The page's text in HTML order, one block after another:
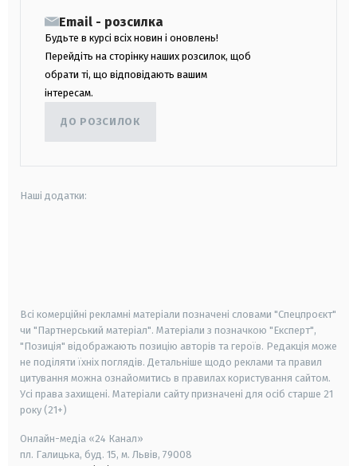
Email - розсилка
Будьте в курсі всіх новин і оновлень!
Перейдіть на сторінку наших розсилок, щоб
обрати ті, що відповідають вашим
інтересам.
ДО РОЗСИЛОК
Наші додатки:
Всі комерційні рекламні матеріали позначені словами "Спецпроєкт"
чи "Партнерський матеріал". Матеріали з позначкою "Експерт",
"Позиція" відображають позицію авторів та героїв. Редакція може
не поділяти їхніх поглядів. Детальніше щодо реклами та правил
цитування можна ознайомитись в правилах користування сайтом.
Усі права захищені. Матеріали сайту призначені для осіб старше 21
року (21+)
Онлайн-медіа «24 Канал»
пл. Галицька, буд. 15, м. Львів, 79008